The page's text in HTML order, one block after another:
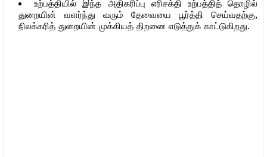
உற்பத்தியில் இந்த அதிகரிப்பு எரிசக்தி உற்பத்தித் தொழில்
துறையின் வளர்ந்து வரும் தேவையை பூர்த்தி செய்வதற்கு,
நிலக்கரித் துறையின் முக்கியத் திறனை எடுத்துக் காட்டுகிறது.